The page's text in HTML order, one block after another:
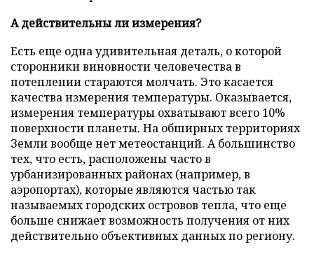
А действительны ли измерения?
Есть еще одна удивительная деталь, о которой
сторонники виновности человечества в
потеплении стараются молчать. Это касается
качества измерения температуры. Оказывается,
измерения температуры охватывают всего 10%
поверхности планеты. На обширных территориях
Земли вообще нет метеостанций. А большинство
тех, что есть, расположены часто в
урбанизированных районах (например, в
аэропортах), которые являются частью так
называемых городских островов тепла, что еще
больше снижает возможность получения от них
действительно объективных данных по региону.